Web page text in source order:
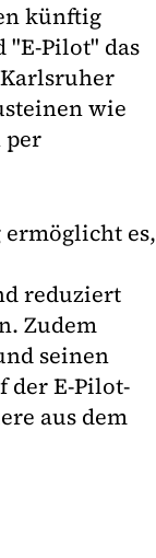
künftig
"E-Pilot" das
wie
per
ermöglicht es,
reduziert
Zudem
seinen
der E-Pilot-
aus dem